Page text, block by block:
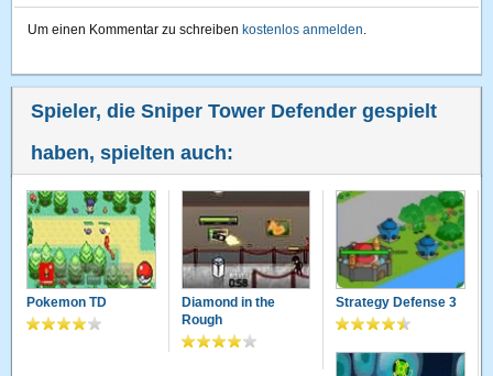
Um einen Kommentar zu schreiben kostenlos anmelden.
Spieler, die Sniper Tower Defender gespielt
haben, spielten auch:
Pokemon TD
Diamond in the
Rough
Strategy Defense 3